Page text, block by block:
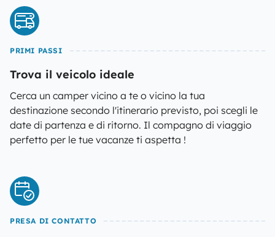
PRIMI PASSI
Trova il veicolo ideale
Cerca un camper vicino a te o vicino la tua
destinazione secondo l'itinerario previsto, poi scegli le
date di partenza e di ritorno. Il compagno di viaggio
perfetto per le tue vacanze ti aspetta !
PRESA DI CONTATTO